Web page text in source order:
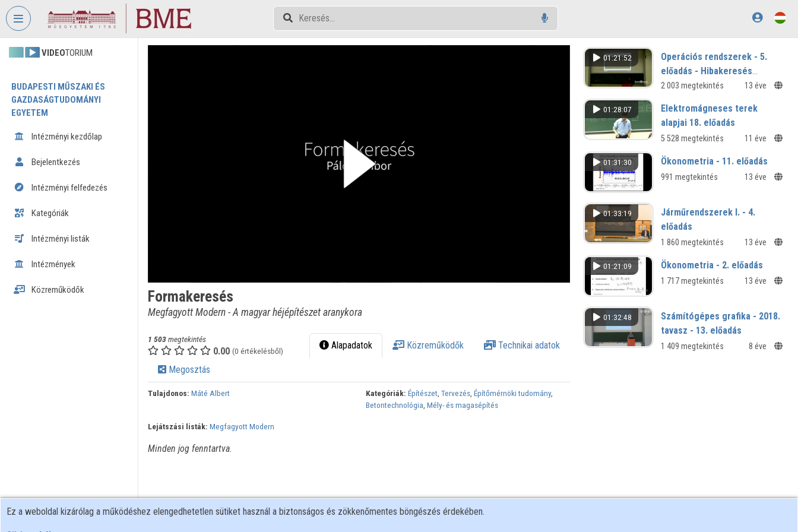
Fejléc kihagyása Menü kihagyása Tartalom kihagyása
VIDEOTORIUM
BUDAPESTI MŰSZAKI ÉS
GAZDASÁGTUDOMÁNYI
EGYETEM
Intézményi kezdőlap
Bejelentkezés
Intézményi felfedezés
Kategóriák
Intézményi listák
Intézmények
Közreműködők Formakeresés
Megfagyott Modern - A magyar héjépítészet aranykora
1 503megtekintés
0.00 (0 értékelésből) Alapadatok Közreműködők Technikai adatok
Megosztás
Tulajdonos: Máté Albert Kategóriák: Építészet,Tervezés,Építőmérnöki tudomány,
Betontechnológia,Mély- és magasépítés
Lejátszási listák: Megfagyott Modern
Minden jog fenntartva.
01:21:52
Operációs rendszerek - 5.
előadás - Hibakeresés
Windowson
2 003 megtekintés 13 éve
01:28:07
Elektromágneses terek
alapjai 18. előadás
5 528 megtekintés 11 éve
01:31:30 Ökonometria - 11. előadás
991 megtekintés 13 éve
01:33:19
Járműrendszerek I. - 4.
előadás
1 860 megtekintés 13 éve
01:21:09 Ökonometria - 2. előadás
1 717 megtekintés 13 éve
01:32:48
Számítógépes grafika - 2018.
tavasz - 13. előadás
1 409 megtekintés 8 éve
Ez a weboldal kizárólag a működéshez elengedhetetlen sütiket használ a biztonságos és zökkenőmentes böngészés érdekében.